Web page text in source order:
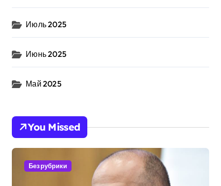
Июль 2025
Июнь 2025
Май 2025
You Missed
Без рубрики